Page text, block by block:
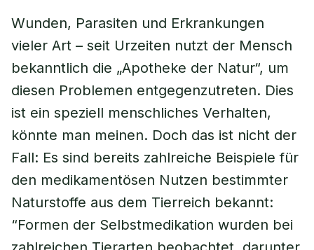
Wunden, Parasiten und Erkrankungen
vieler Art – seit Urzeiten nutzt der Mensch
bekanntlich die „Apotheke der Natur“, um
diesen Problemen entgegenzutreten. Dies
ist ein speziell menschliches Verhalten,
könnte man meinen. Doch das ist nicht der
Fall: Es sind bereits zahlreiche Beispiele für
den medikamentösen Nutzen bestimmter
Naturstoffe aus dem Tierreich bekannt:
“Formen der Selbstmedikation wurden bei